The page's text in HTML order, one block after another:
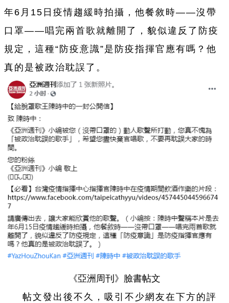
年6月15日疫情趨緩時拍攝，他餐敘時——沒帶
口罩——唱完兩首歌就離開了，貌似違反了防疫
規定，這種“防疫意識”是防疫指揮官應有嗎？他
真的是被政治耽誤了。
《亞洲周刊》臉書帖文
帖文發出後不久，吸引不少網友在下方的評